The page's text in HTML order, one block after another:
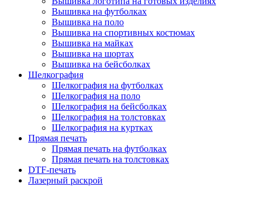
Вышивка на футболках
Вышивка на поло
Вышивка на спортивных костюмах
Вышивка на майках
Вышивка на шортах
Вышивка на бейсболках
Шелкография
Шелкография на футболках
Шелкография на поло
Шелкография на бейсболках
Шелкография на толстовках
Шелкография на куртках
Прямая печать
Прямая печать на футболках
Прямая печать на толстовках
DTF-печать
Лазерный раскрой